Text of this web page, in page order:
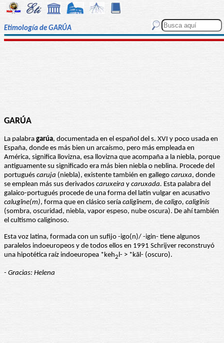
Etimología de GARÚA
GARÚA
La palabra garúa, documentada en el español del s. XVI y poco usada en
España, donde es más bien un arcaísmo, pero más empleada en
América, significa llovizna, esa llovizna que acompaña a la niebla, porque
antiguamente su significado era más bien niebla o neblina. Procede del
portugués caruja (niebla), existente también en gallego caruxa, donde
se emplean más sus derivados caruxeira y caruxada. Esta palabra del
galaico-portugués procede de una forma del latín vulgar en acusativo
calugĭne(m), forma que en clásico sería caligĭnem, de caligo, caligĭnis
(sombra, oscuridad, niebla, vapor espeso, nube oscura). De ahí también
el cultismo caliginoso.
Esta voz latina, formada con un sufijo -igo(n)/ -igin- tiene algunos
paralelos indoeuropeos y de todos ellos en 1991 Schrijver reconstruyó
una hipotética raíz indoeuropea *keh2l- > *kāl- (oscuro).
- Gracias: Helena